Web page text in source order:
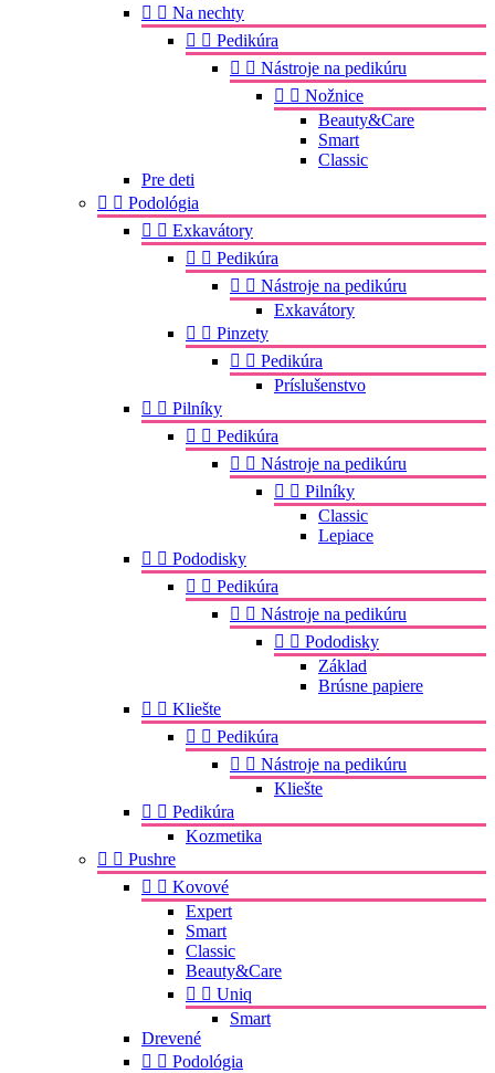
  Na nechty
  Pedikúra
  Nástroje na pedikúru
  Nožnice
Beauty&Care
Smart
Classic
Pre deti
  Podológia
  Exkavátory
  Pedikúra
  Nástroje na pedikúru
Exkavátory
  Pinzety
  Pedikúra
Príslušenstvo
  Pilníky
  Pedikúra
  Nástroje na pedikúru
  Pilníky
Classic
Lepiace
  Pododisky
  Pedikúra
  Nástroje na pedikúru
  Pododisky
Základ
Brúsne papiere
  Kliešte
  Pedikúra
  Nástroje na pedikúru
Kliešte
  Pedikúra
Kozmetika
  Pushre
  Kovové
Expert
Smart
Classic
Beauty&Care
  Uniq
Smart
Drevené
  Podológia